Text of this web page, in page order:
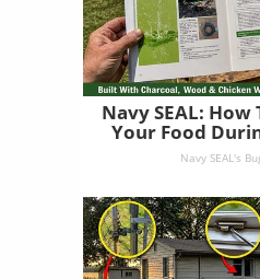
Navy SEAL:
Your Food
Navy SEAL's